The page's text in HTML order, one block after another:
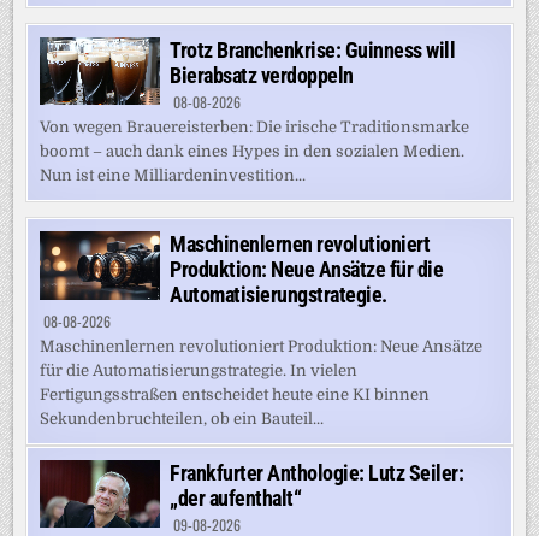
Trotz Branchenkrise: Guinness will
Bierabsatz verdoppeln
08-08-2026
Von wegen Brauereisterben: Die irische Traditionsmarke
boomt – auch dank eines Hypes in den sozialen Medien.
Nun ist eine Milliardeninvestition...
Maschinenlernen revolutioniert
Produktion: Neue Ansätze für die
Automatisierungstrategie.
08-08-2026
Maschinenlernen revolutioniert Produktion: Neue Ansätze
für die Automatisierungstrategie. In vielen
Fertigungsstraßen entscheidet heute eine KI binnen
Sekundenbruchteilen, ob ein Bauteil...
Frankfurter Anthologie: Lutz Seiler:
„der aufenthalt“
09-08-2026